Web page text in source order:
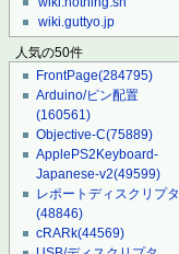
wiki.guttyo.jp
人気の50件
FrontPage(284795)
Arduino/ピン配置
(160561)
Objective-C(75889)
ApplePS2Keyboard-
Japanese-v2(49599)
レポートディスクリプタ
(48846)
cRARk(44569)